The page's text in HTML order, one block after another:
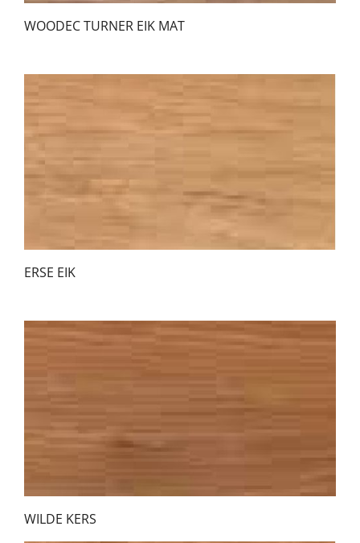
WOODEC TURNER EIK MAT
ERSE EIK
WILDE KERS